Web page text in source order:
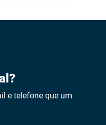
e telefone que um